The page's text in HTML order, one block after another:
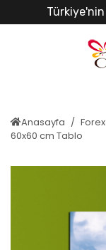
Anasayfa
60x60 cm Tablo